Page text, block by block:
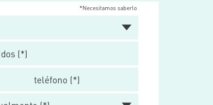
*Necesitamos saberlo